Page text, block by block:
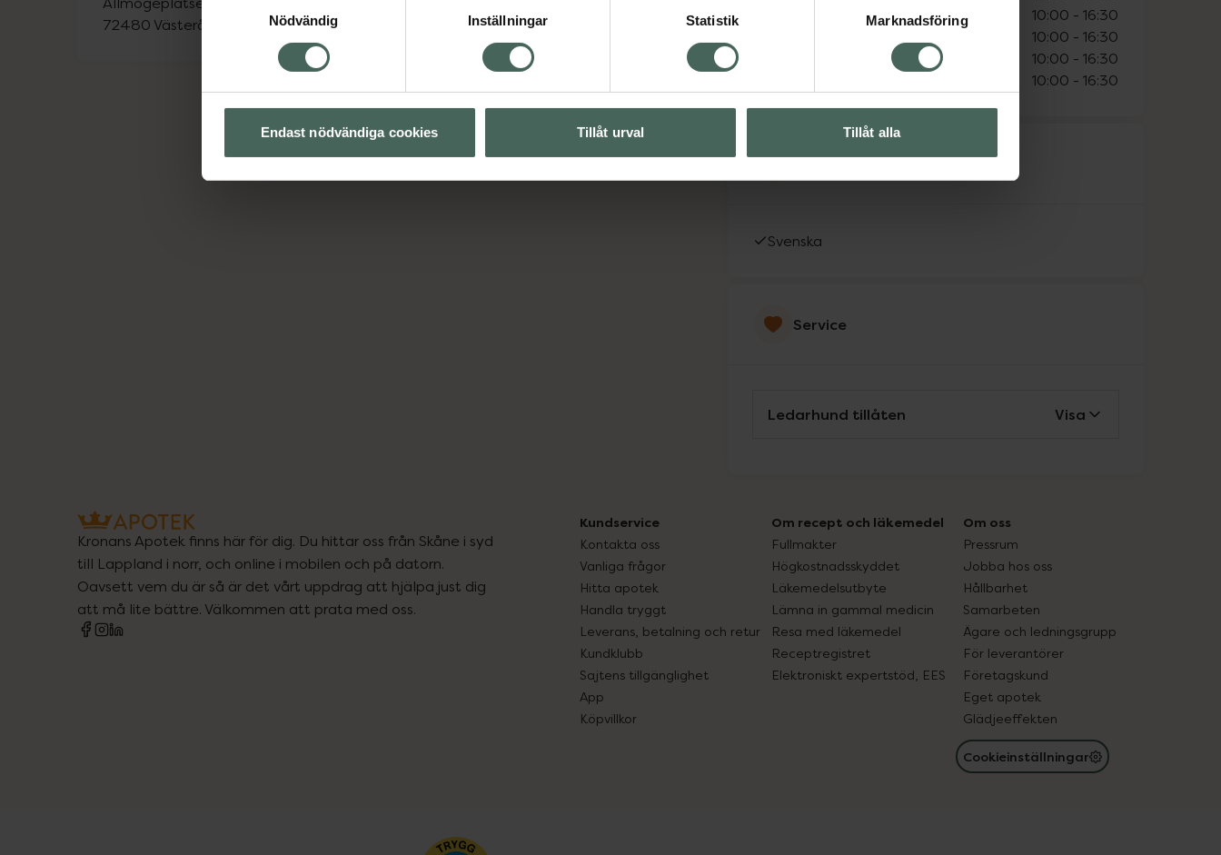
Nödvändig
Inställningar Statistik Marknadsföring
Endast nödvändiga cookies Tillåt urval Tillåt alla
72480 Västerås
10:00 - 16:30
10:00 - 16:30
10:00 - 16:30
10:00 - 16:30
Språk
Svenska
Service
Ledarhund tillåten Visa
Kronans Apotek finns här för dig. Du hittar oss från Skåne i syd
till Lappland i norr, och online i mobilen och på datorn.
Oavsett vem du är så är det vårt uppdrag att hjälpa just dig
att må lite bättre. Välkommen att prata med oss.
Kundservice
Kontakta oss
Vanliga frågor
Hitta apotek
Handla tryggt
Leverans, betalning och retur
Kundklubb
Sajtens tillgänglighet
App
Köpvillkor
Om recept och läkemedel
Fullmakter
Högkostnadsskyddet
Läkemedelsutbyte
Lämna in gammal medicin
Resa med läkemedel
Receptregistret
Elektroniskt expertstöd, EES
Om oss
Pressrum
Jobba hos oss
Hållbarhet
Samarbeten
Ägare och ledningsgrupp
För leverantörer
Företagskund
Eget apotek
Glädjeeffekten
Cookieinställningar